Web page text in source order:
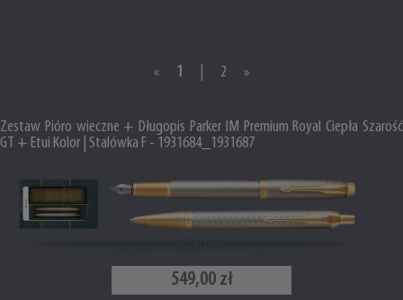
« 1 2 »
Zestaw Pióro wieczne + Długopis Parker IM Premium Royal Ciepła Szarość
GT + Etui Kolor | Stalówka F - 1931684_1931687
549,00 zł